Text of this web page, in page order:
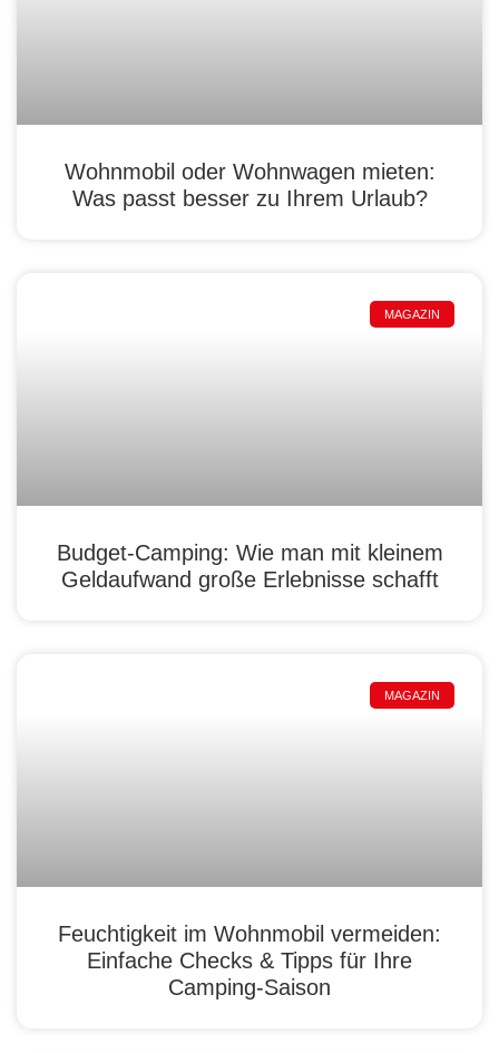
Wohnmobil oder Wohnwagen mieten:
Was passt besser zu Ihrem Urlaub?
MAGAZIN
Budget-Camping: Wie man mit kleinem
Geldaufwand große Erlebnisse schafft
MAGAZIN
Feuchtigkeit im Wohnmobil vermeiden:
Einfache Checks & Tipps für Ihre
Camping-Saison